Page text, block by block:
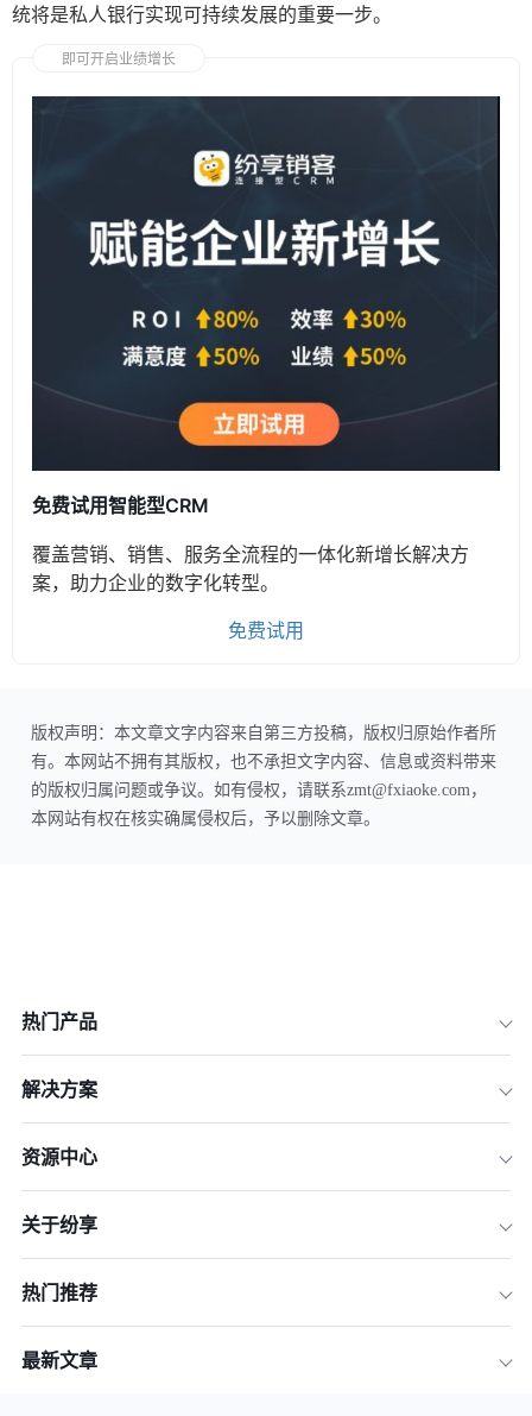
统将是私人银行实现可持续发展的重要一步。
即可开启业绩增长
免费试用智能型CRM
覆盖营销、销售、服务全流程的一体化新增长解决方
案，助力企业的数字化转型。
免费试用
版权声明：本文章文字内容来自第三方投稿，版权归原始作者所
有。本网站不拥有其版权，也不承担文字内容、信息或资料带来
的版权归属问题或争议。如有侵权，请联系zmt@fxiaoke.com，
本网站有权在核实确属侵权后，予以删除文章。
热门产品
解决方案
资源中心
关于纷享
热门推荐
最新文章